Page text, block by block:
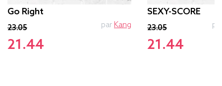
Go Right
23.05
21.44
par Kang
SEXY-SCORE
23.05
21.44